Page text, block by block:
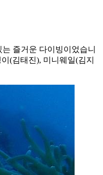
즐거운 다이빙이었습니
(김태진), 미니웨일(김지